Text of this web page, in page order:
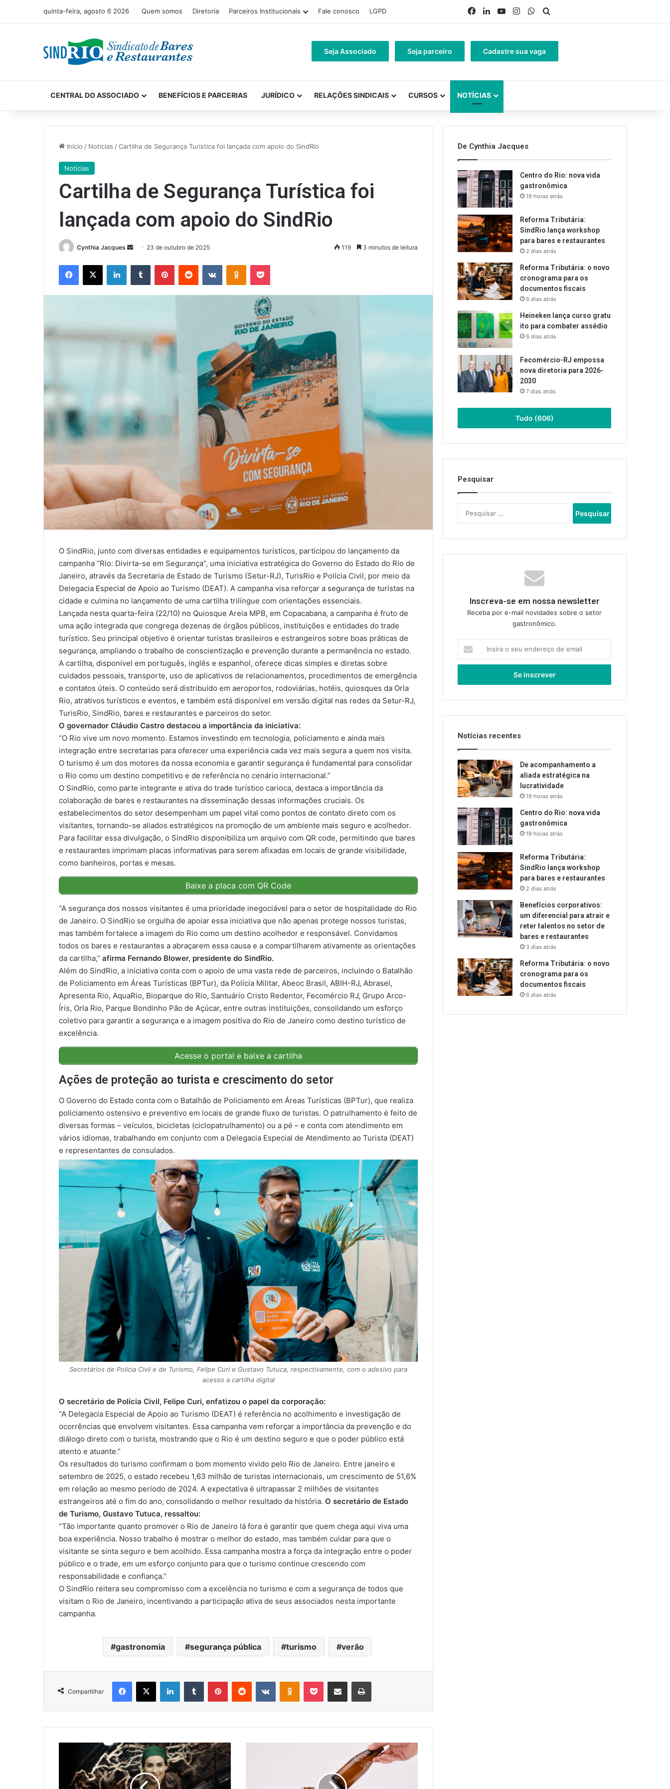
quinta-feira, agosto 6 2026 Quem somos Diretoria Parceiros Institucionais Fale conosco LGPD Facebook
LinkedinYouTubeInstagramWhatsApp
Seja Associado Seja parceiro Cadastre sua vaga
CENTRAL DO ASSOCIADO BENEFÍCIOS E PARCERIAS JURÍDICO RELAÇÕES SINDICAIS CURSOS NOTÍCIAS
Início / Notícias /Cartilha de Segurança Turística foi lançada com apoio do SindRio
Notícias
Cartilha de Segurança Turística foi
lançada com apoio do SindRio
Cynthia Jacques
Mande23 de outubro de 2025 119 3 minutos de leitura
Facebook
X LinkedinTumblr PinterestReddit VK OK Pocket
O SindRio, junto com diversas entidades e equipamentos turísticos, participou do lançamento da
campanha “Rio: Divirta-se em Segurança”, uma iniciativa estratégica do Governo do Estado do Rio de
Janeiro, através da Secretaria de Estado de Turismo (Setur-RJ), TurisRio e Polícia Civil, por meio da
Delegacia Especial de Apoio ao Turismo (DEAT). A campanha visa reforçar a segurança de turistas na
cidade e culmina no lançamento de uma cartilha trilíngue com orientações essenciais.
Lançada nesta quarta-feira (22/10) no Quiosque Areia MPB, em Copacabana, a campanha é fruto de
uma ação integrada que congrega dezenas de órgãos públicos, instituições e entidades do trade
turístico. Seu principal objetivo é orientar turistas brasileiros e estrangeiros sobre boas práticas de
segurança, ampliando o trabalho de conscientização e prevenção durante a permanência no estado.
A cartilha, disponível em português, inglês e espanhol, oferece dicas simples e diretas sobre
cuidados pessoais, transporte, uso de aplicativos de relacionamentos, procedimentos de emergência
e contatos úteis. O conteúdo será distribuído em aeroportos, rodoviárias, hotéis, quiosques da Orla
Rio, atrativos turísticos e eventos, e também está disponível em versão digital nas redes da Setur-RJ,
TurisRio, SindRio, bares e restaurantes e parceiros do setor.
O governador Cláudio Castro destacou a importância da iniciativa:
“O Rio vive um novo momento. Estamos investindo em tecnologia, policiamento e ainda mais
integração entre secretarias para oferecer uma experiência cada vez mais segura a quem nos visita.
O turismo é um dos motores da nossa economia e garantir segurança é fundamental para consolidar
o Rio como um destino competitivo e de referência no cenário internacional.”
O SindRio, como parte integrante e ativa do trade turístico carioca, destaca a importância da
colaboração de bares e restaurantes na disseminação dessas informações cruciais. Os
estabelecimentos do setor desempenham um papel vital como pontos de contato direto com os
visitantes, tornando-se aliados estratégicos na promoção de um ambiente mais seguro e acolhedor.
Para facilitar essa divulgação, o SindRio disponibiliza um arquivo com QR code, permitindo que bares
e restaurantes imprimam placas informativas para serem afixadas em locais de grande visibilidade,
como banheiros, portas e mesas.
Baixe a placa com QR Code
“A segurança dos nossos visitantes é uma prioridade inegociável para o setor de hospitalidade do Rio
de Janeiro. O SindRio se orgulha de apoiar essa iniciativa que não apenas protege nossos turistas,
mas também fortalece a imagem do Rio como um destino acolhedor e responsável. Convidamos
todos os bares e restaurantes a abraçarem essa causa e a compartilharem ativamente as orientações
da cartilha,” afirma Fernando Blower, presidente do SindRio.
Além do SindRio, a iniciativa conta com o apoio de uma vasta rede de parceiros, incluindo o Batalhão
de Policiamento em Áreas Turísticas (BPTur), da Polícia Militar, Abeoc Brasil, ABIH-RJ, Abrasel,
Apresenta Rio, AquaRio, Bioparque do Rio, Santuário Cristo Redentor, Fecomércio RJ, Grupo Arco-
Íris, Orla Rio, Parque Bondinho Pão de Açúcar, entre outras instituições, consolidando um esforço
coletivo para garantir a segurança e a imagem positiva do Rio de Janeiro como destino turístico de
excelência.
Acesse o portal e baixe a cartilha
Ações de proteção ao turista e crescimento do setor
O Governo do Estado conta com o Batalhão de Policiamento em Áreas Turísticas (BPTur), que realiza
policiamento ostensivo e preventivo em locais de grande fluxo de turistas. O patrulhamento é feito de
diversas formas – veículos, bicicletas (ciclopatrulhamento) ou a pé – e conta com atendimento em
vários idiomas, trabalhando em conjunto com a Delegacia Especial de Atendimento ao Turista (DEAT)
e representantes de consulados.
Secretários de Polícia Civil e de Turismo, Felipe Curi e Gustavo Tutuca, respectivamente, com o adesivo para
acesso a cartilha digital
O secretário de Polícia Civil, Felipe Curi, enfatizou o papel da corporação:
“A Delegacia Especial de Apoio ao Turismo (DEAT) é referência no acolhimento e investigação de
ocorrências que envolvem visitantes. Essa campanha vem reforçar a importância da prevenção e do
diálogo direto com o turista, mostrando que o Rio é um destino seguro e que o poder público está
atento e atuante.”
Os resultados do turismo confirmam o bom momento vivido pelo Rio de Janeiro. Entre janeiro e
setembro de 2025, o estado recebeu 1,63 milhão de turistas internacionais, um crescimento de 51,6%
em relação ao mesmo período de 2024. A expectativa é ultrapassar 2 milhões de visitantes
estrangeiros até o fim do ano, consolidando o melhor resultado da história. O secretário de Estado
de Turismo, Gustavo Tutuca, ressaltou:
“Tão importante quanto promover o Rio de Janeiro lá fora é garantir que quem chega aqui viva uma
boa experiência. Nosso trabalho é mostrar o melhor do estado, mas também cuidar para que o
visitante se sinta seguro e bem acolhido. Essa campanha mostra a força da integração entre o poder
público e o trade, em um esforço conjunto para que o turismo continue crescendo com
responsabilidade e confiança.”
O SindRio reitera seu compromisso com a excelência no turismo e com a segurança de todos que
visitam o Rio de Janeiro, incentivando a participação ativa de seus associados nesta importante
campanha.
gastronomia segurança pública turismo verão
Compartilhar
Facebook
X LinkedinTumblr PinterestReddit VK OK Pocket Compartilhar via e-mail Imprimir
De Cynthia Jacques
Centro do Rio: nova vida
gastronômica
19 horas atrás
Reforma Tributária:
SindRio lança workshop
para bares e restaurantes
2 dias atrás
Reforma Tributária: o novo
cronograma para os
documentos fiscais
6 dias atrás
Heineken lança curso gratu
ito para combater assédio
6 dias atrás
Fecomércio-RJ empossa
nova diretoria para 2026-
2030
7 dias atrás
Tudo (606)
Pesquisar
por:
Inscreva-se em nossa newsletter
Receba por e-mail novidades sobre o setor
gastronômico.
seu
de
Notícias recentes
De acompanhamento a
aliada estratégica na
lucratividade
19 horas atrás
Centro do Rio: nova vida
gastronômica
19 horas atrás
Reforma Tributária:
SindRio lança workshop
para bares e restaurantes
2 dias atrás
Benefícios corporativos:
um diferencial para atrair e
reter talentos no setor de
bares e restaurantes
3 dias atrás
Reforma Tributária: o novo
cronograma para os
documentos fiscais
6 dias atrás